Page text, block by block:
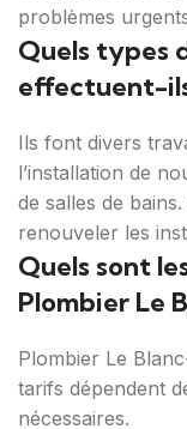
problèmes
Quels types
effectuent-
Ils font divers
l’installation de
de salles de
renouveler les
Quels sont
Plombier Le
Plombier Le
tarifs dépendent
nécessaires.